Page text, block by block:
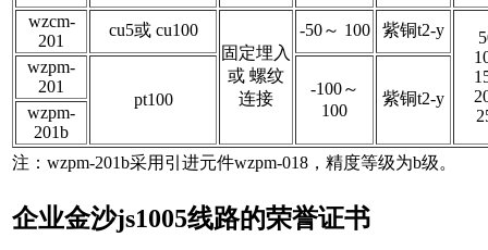
wzcm-
201
cu5或 cu100
固定埋入
或 螺纹
连接
-50～ 100 紫铜t2-y
wzpm-
201
pt100
-100～
100
紫铜t2-y
wzpm-
201b
注：wzpm-201b采用引进元件wzpm-018，精度等级为b级。
企业金沙js1005线路的荣誉证书